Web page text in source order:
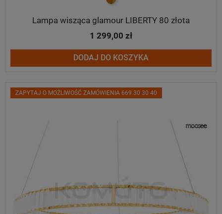
Lampa wisząca glamour LIBERTY 80 złota
1 299,00 zł
DODAJ DO KOSZYKA
ZAPYTAJ O MOŻLIWOŚĆ ZAMÓWIENIA 669 30 30 40